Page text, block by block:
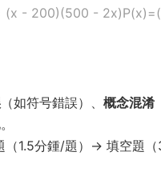
(x - 200)(500 - 2x)P(x) =(
（如符号錯誤）、 概念混淆
（1.5分鍾/題）→ 填空題